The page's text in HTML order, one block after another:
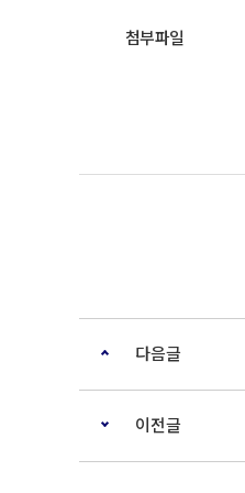
다음글
이전글